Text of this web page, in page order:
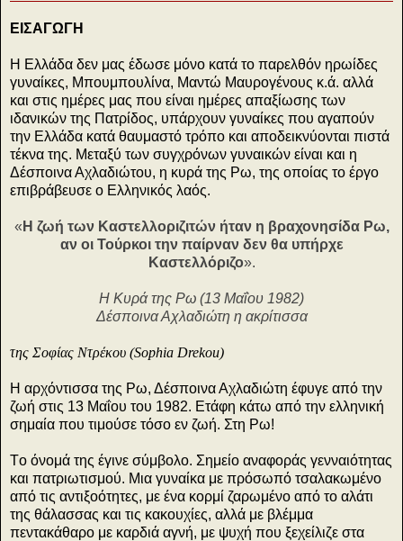
ΕΙΣΑΓΩΓΗ
Η Ελλάδα δεν μας έδωσε μόνο κατά το παρελθόν ηρωίδες
γυναίκες, Μπουμπουλίνα, Μαντώ Μαυρογένους κ.ά. αλλά
και στις ημέρες μας που είναι ημέρες απαξίωσης των
ιδανικών της Πατρίδος, υπάρχουν γυναίκες που αγαπούν
την Ελλάδα κατά θαυμαστό τρόπο και αποδεικνύονται πιστά
τέκνα της. Μεταξύ των συγχρόνων γυναικών είναι και η
Δέσποινα Αχλαδιώτου, η κυρά της Ρω, της οποίας το έργο
επιβράβευσε ο Ελληνικός λαός.
« Η ζωή των Καστελλοριζιτών ήταν η βραχονησίδα Ρω,
αν οι Τούρκοι την παίρναν δεν θα υπήρχε
Καστελλόριζο».
Η Κυρά της Ρω (13 Μαΐου 1982)
Δέσποινα Αχλαδιώτη η ακρίτισσα
της Σοφίας Ντρέκου (Sophia Drekou)
Η αρχόντισσα της Ρω, Δέσποινα Αχλαδιώτη έφυγε από την
ζωή στις 13 Μαΐου του 1982. Ετάφη κάτω από την ελληνική
σημαία που τιμούσε τόσο εν ζωή. Στη Ρω!
Tο όνομά της έγινε σύμβολο. Σημείο αναφοράς γενναιότητας
και πατριωτισμού. Μια γυναίκα με πρόσωπό τσαλακωμένο
από τις αντιξοότητες, με ένα κορμί ζαρωμένο από το αλάτι
της θάλασσας και τις κακουχίες, αλλά με βλέμμα
πεντακάθαρο με καρδιά αγνή, με ψυχή που ξεχείλιζε στα